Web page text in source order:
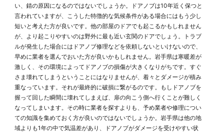
い、錆の原因になるのではないでしょうか。ドアノブは10年近く保つと
言われていますが、こうした特徴的な気候条件がある場合にはもう少し
短いと考えた方が良いです。他の部屋のドアでも起こるかもしれません
が、より起こりやすいのは野外に最も近い玄関のドアでしょう。トラブ
ルが発生した場合にはドアノブ修理などを依頼しないといけないので、
早めに業者を選んでおいた方が良いかもしれません。岩手県は寒暖差が
激しく、その環境によってドアノブの損傷が大きくなりがちです。すぐ
さま壊れてしまうということにはなりませんが、着々とダメージが積み
重なっています。それが最終的に破損に繋がるのです。もしドアノブを
握って回した瞬間に壊れてしまえば、扉の向こう側へ行くことが難しく
なってしまいます。その時に業者を探すよりも、予め業者や修理につい
ての知識を集めておく方が良いのではないでしょうか。岩手県は他の地
域よりも1年の中で気温差があり、ドアノブがダメージを受けやすい状